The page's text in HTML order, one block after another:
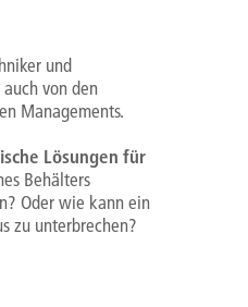
und
von den
Managements.
Lösungen für
Behälters
Oder wie kann ein
zu unterbrechen?